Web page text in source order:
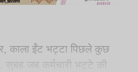
काला ईंट भट्टा पिछले कुछ
सुबह जब कर्मचारी भट्टे की